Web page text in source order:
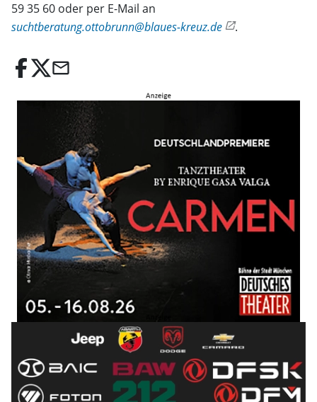
59 35 60 oder per E-Mail an
suchtberatung.ottobrunn@blaues-kreuz.de
.
email